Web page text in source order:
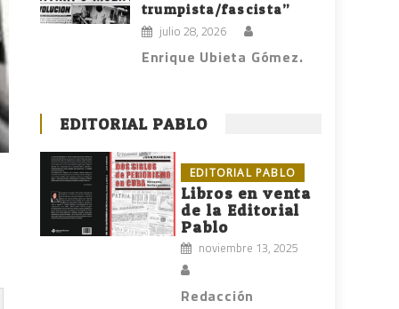
trumpista/fascista”
julio 28, 2026
Enrique Ubieta Gómez.
EDITORIAL PABLO
EDITORIAL PABLO
Libros en venta
de la Editorial
Pablo
noviembre 13, 2025
Redacción